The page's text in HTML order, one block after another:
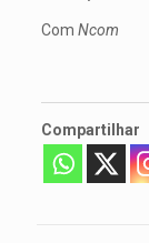
Com Ncom
Compartilhar